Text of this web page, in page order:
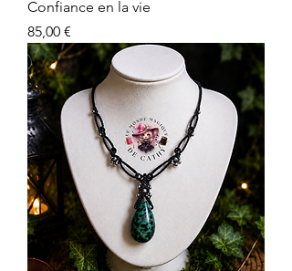
Confiance en la vie
Prix
85,00 €